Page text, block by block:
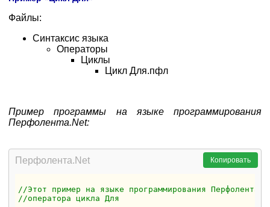
Файлы:
Синтаксис языка
Операторы
Циклы
Цикл Для.пфл
Пример программы на языке программирования
Перфолента.Net:
Перфолента.Net Копировать
//Этот пример на языке программирования
//оператора цикла Для